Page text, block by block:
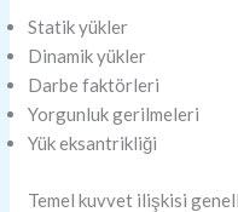
Statik yükler
Dinamik yükler
Darbe faktörleri
Yorgunluk gerilmeleri
Yük eksantrikliği
Temel kuvvet ilişkisi